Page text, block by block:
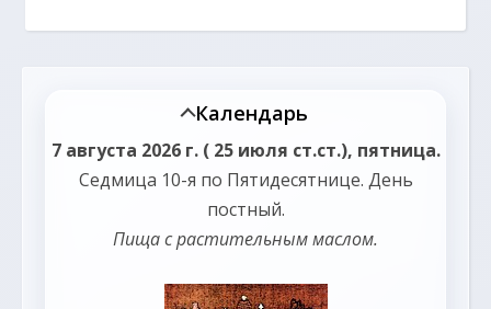
Календарь
7 августа 2026 г. ( 25 июля ст.ст.), пятница.
Седмица 10-я по Пятидесятнице. День
постный.
Пища с растительным маслом.